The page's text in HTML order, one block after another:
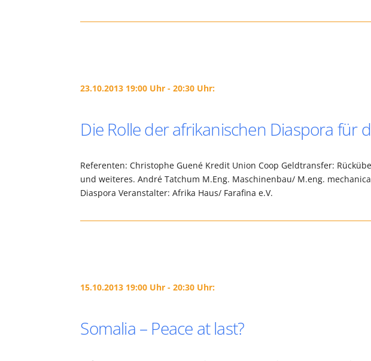
23.10.2013 19:00 Uhr - 20:30 Uhr:
Die Rolle der afrikanischen Diaspora für
Referenten: Christophe Guené Kredit Union Coop Geldtransfer:
und weiteres. André Tatchum M.Eng. Maschinenbau/ M.eng.
Diaspora Veranstalter: Afrika Haus/ Farafina e.V.
15.10.2013 19:00 Uhr - 20:30 Uhr:
Somalia – Peace at last?